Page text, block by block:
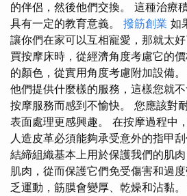
的伴侶，然後他們交換。 這種治療
具有一定的教育意義。 撥筋創業 如
讓你們在家可以互相寵愛，那就太
買按摩床時，從經濟角度考慮它的
的顏色，從實用角度考慮附加設備
他們提供什麼樣的服務，這樣您就
按摩服務而感到不愉快。 您應該對
表面處理更感興趣。 在按摩過程中
人造皮革必須能夠承受意外的指甲
結締組織基本上用於保護我們的肌
肌肉，從而保護它們免受傷害和過
乏運動，筋膜會變厚、乾燥和沾黏